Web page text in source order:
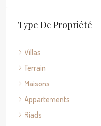
Type De Propriété
Villas
Terrain
Maisons
Appartements
Riads